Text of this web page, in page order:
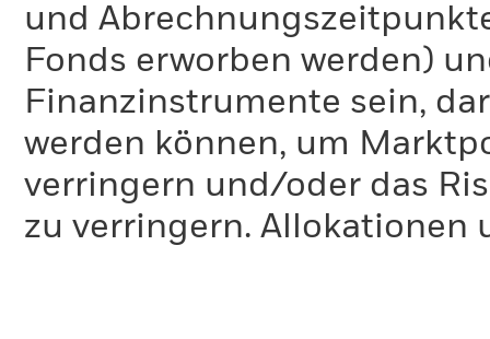
und
Fonds erworben werden)
Finanzinstrumente sein,
werden können, um
verringern und/oder das
zu verringern. Allokationen